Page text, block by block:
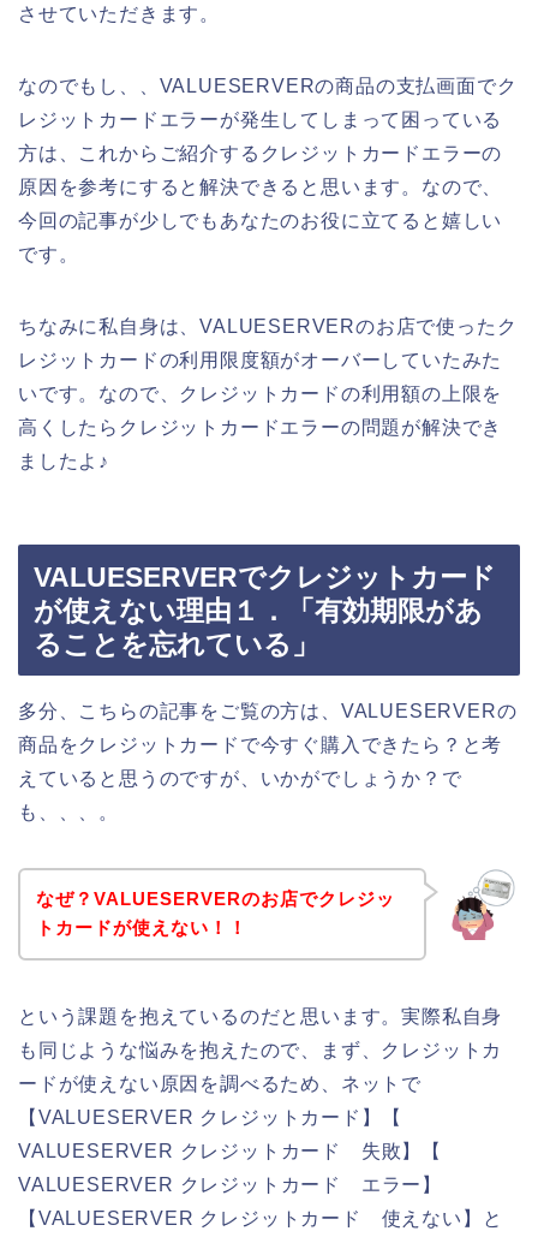
させていただきます。
なのでもし、、VALUESERVERの商品の支払画面でク
レジットカードエラーが発生してしまって困っている
方は、これからご紹介するクレジットカードエラーの
原因を参考にすると解決できると思います。なので、
今回の記事が少しでもあなたのお役に立てると嬉しい
です。
ちなみに私自身は、VALUESERVERのお店で使ったク
レジットカードの利用限度額がオーバーしていたみた
いです。なので、クレジットカードの利用額の上限を
高くしたらクレジットカードエラーの問題が解決でき
ましたよ♪
VALUESERVERでクレジットカード
が使えない理由１．「有効期限があ
ることを忘れている」
多分、こちらの記事をご覧の方は、VALUESERVERの
商品をクレジットカードで今すぐ購入できたら？と考
えていると思うのですが、いかがでしょうか？で
も、、、。
なぜ？VALUESERVERのお店でクレジッ
トカードが使えない！！
という課題を抱えているのだと思います。実際私自身
も同じような悩みを抱えたので、まず、クレジットカ
ードが使えない原因を調べるため、ネットで
【VALUESERVER クレジットカード】【
VALUESERVER クレジットカード 失敗】【
VALUESERVER クレジットカード エラー】
【VALUESERVER クレジットカード 使えない】と